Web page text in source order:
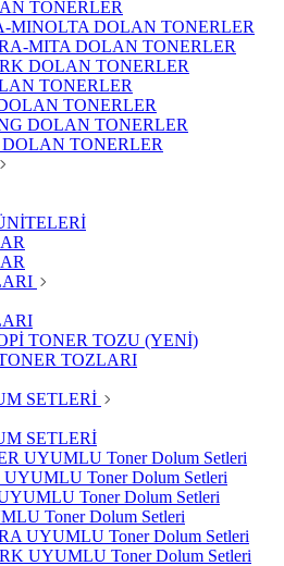
TONERLER
MINOLTA DOLAN TONERLER
MITA DOLAN TONERLER
DOLAN TONERLER
TONERLER
TONERLER
DOLAN TONERLER
TONERLER
TONER TOZU (YENİ)
TOZLARI
SETLERİ
SETLERİ
UYUMLU Toner Dolum Setleri
Toner Dolum Setleri
Toner Dolum Setleri
Toner Dolum Setleri
UYUMLU Toner Dolum Setleri
UYUMLU Toner Dolum Setleri